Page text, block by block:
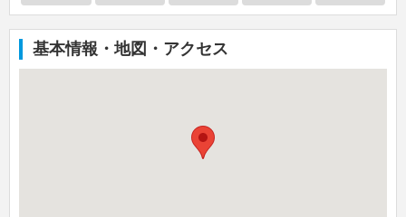
基本情報・地図・アクセス